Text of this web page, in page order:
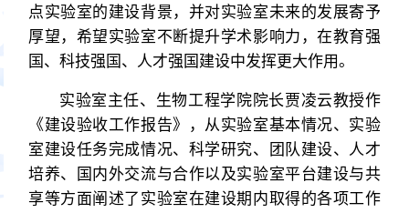
点实验室的建设背景，并对实验室未来的发展寄予
厚望，希望实验室不断提升学术影响力，在教育强
国、科技强国、人才强国建设中发挥更大作用。
实验室主任、生物工程学院院长贾凌云教授作
《建设验收工作报告》，从实验室基本情况、实验
室建设任务完成情况、科学研究、团队建设、人才
培养、国内外交流与合作以及实验室平台建设与共
享等方面阐述了实验室在建设期内取得的各项工作